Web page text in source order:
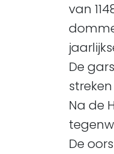
van
De
Na de
De